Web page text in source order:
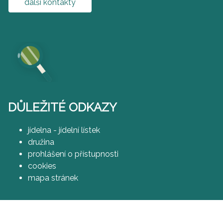
další kontakty
DŮLEŽITÉ ODKAZY
jídelna - jídelní lístek
družina
prohlášení o přístupnosti
cookies
mapa stránek